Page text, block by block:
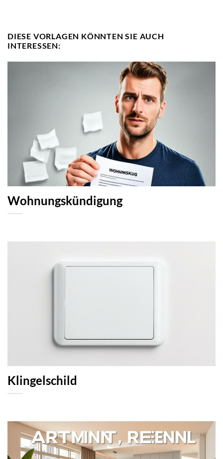
DIESE VORLAGEN KÖNNTEN SIE AUCH
INTERESSEN:
Wohnungskündigung
Klingelschild